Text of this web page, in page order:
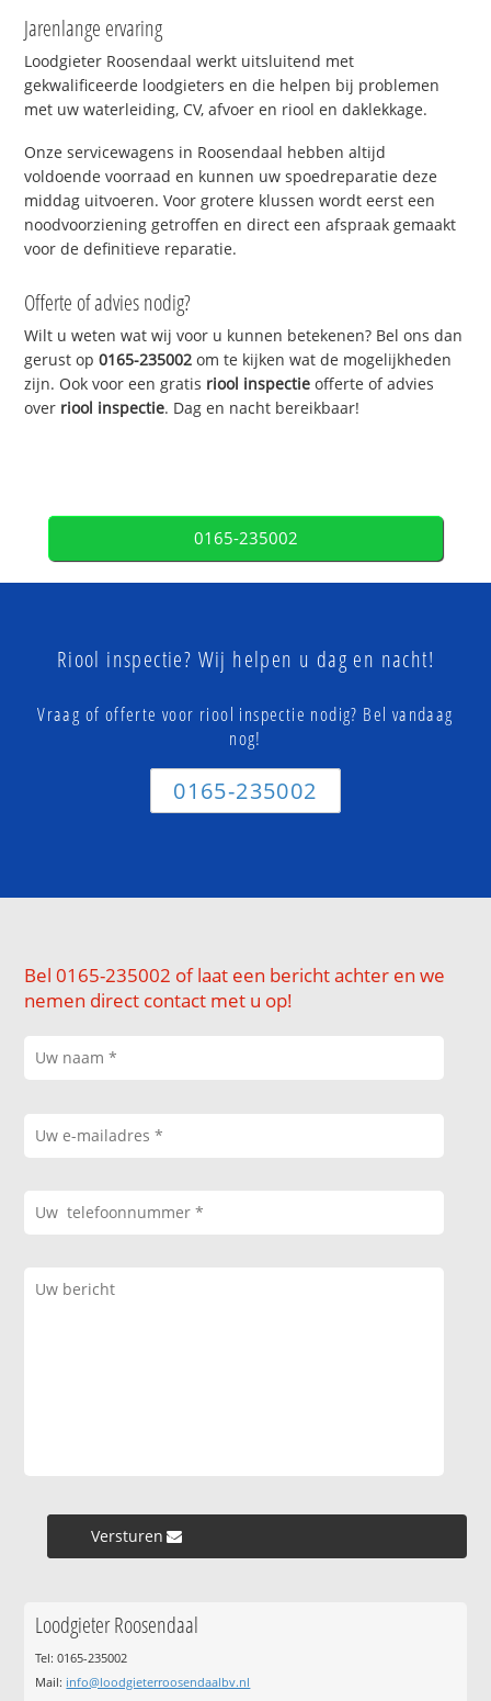
Jarenlange ervaring
Loodgieter Roosendaal werkt uitsluitend met
gekwalificeerde loodgieters en die helpen bij problemen
met uw waterleiding, CV, afvoer en riool en daklekkage.
Onze servicewagens in Roosendaal hebben altijd
voldoende voorraad en kunnen uw spoedreparatie deze
middag uitvoeren. Voor grotere klussen wordt eerst een
noodvoorziening getroffen en direct een afspraak gemaakt
voor de definitieve reparatie.
Offerte of advies nodig?
Wilt u weten wat wij voor u kunnen betekenen? Bel ons dan
gerust op0165-235002 om te kijken wat de mogelijkheden
zijn. Ook voor een gratis riool inspectie offerte of advies
over riool inspectie. Dag en nacht bereikbaar!
0165-235002
Riool inspectie? Wij helpen u dag en nacht!
Vraag of offerte voor riool inspectie nodig? Bel vandaag
nog!
0165-235002
Bel 0165-235002 of laat een bericht achter en we
nemen direct contact met u op!
Versturen »
Loodgieter Roosendaal
Tel: 0165-235002
Mail: info@loodgieterroosendaalbv.nl